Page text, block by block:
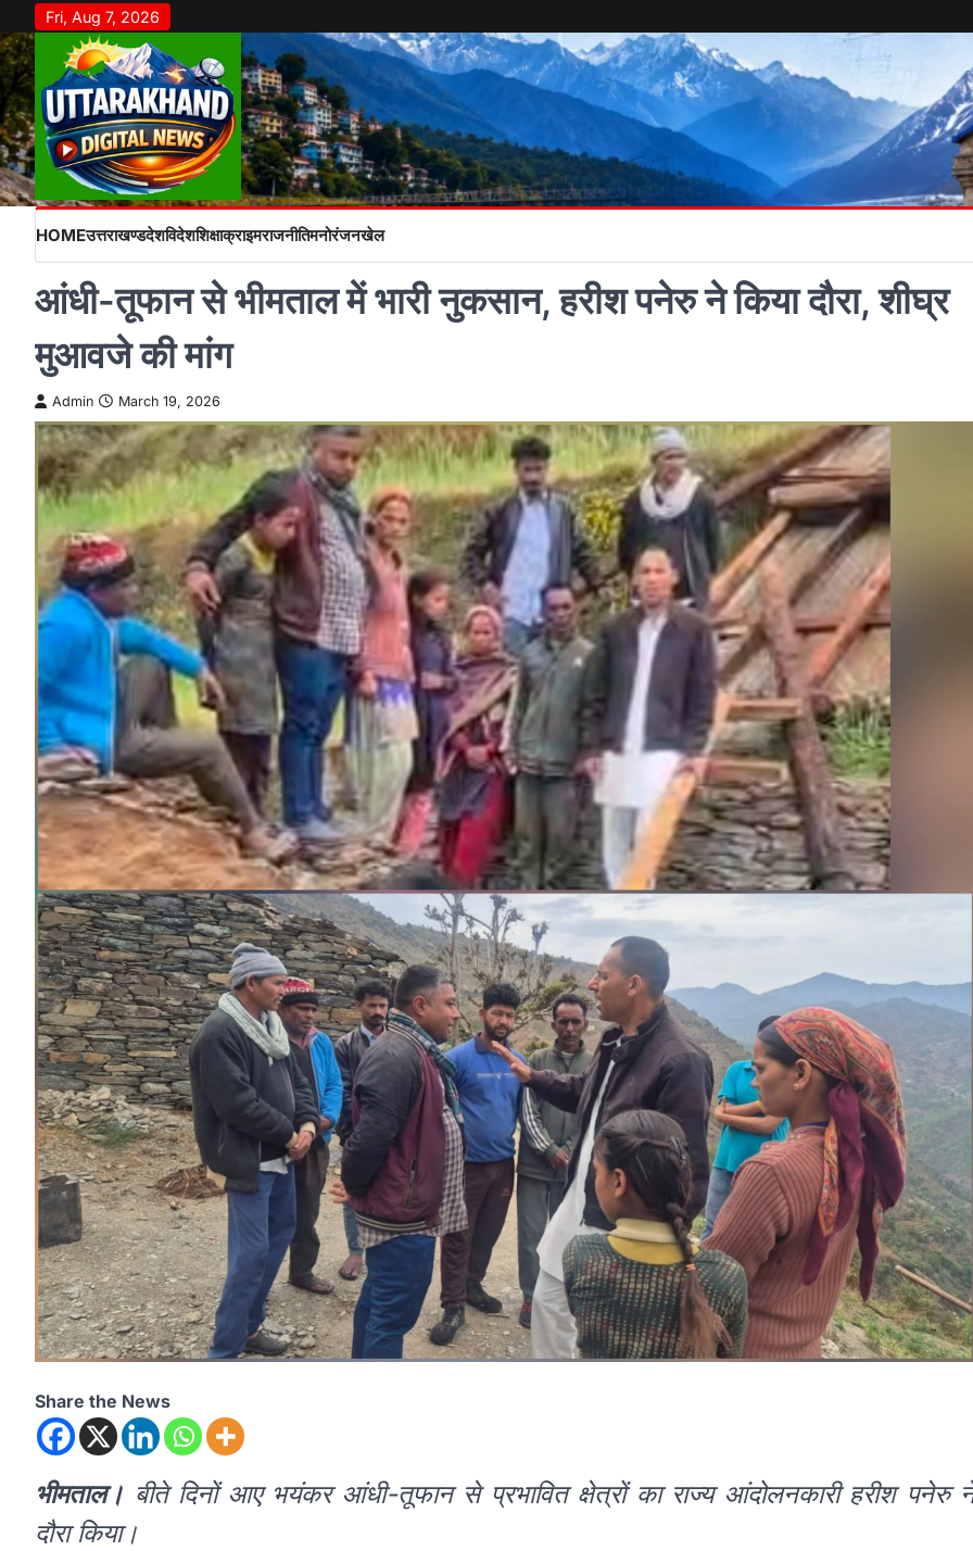
to
content
Fri, Aug 7, 2026
HOMEउत्तराखण्डदेशविदेशशिक्षाक्राइमराजनीतिमनोरंजनखेल
आंधी-तूफान से भीमताल में भारी नुकसान, हरीश पनेरु ने किया दौरा, शीघ्र
मुआवजे की मांग
Admin March 19, 2026
Share the News
भीमताल। बीते दिनों आए भयंकर आंधी-तूफान से प्रभावित क्षेत्रों का राज्य आंदोलनकारी हरीश पनेरु
दौरा किया।